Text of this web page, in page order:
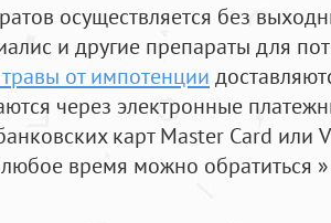
осуществляется без
и другие препараты для
от импотенции
через электронные
карт Master Card или
время можно обратиться